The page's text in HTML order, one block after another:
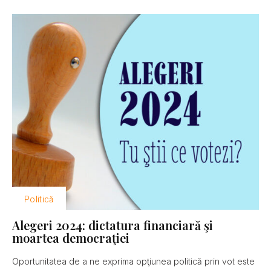
Politică
Alegeri 2024: dictatura financiară şi
moartea democraţiei
Oportunitatea de a ne exprima opţiunea politică prin vot este